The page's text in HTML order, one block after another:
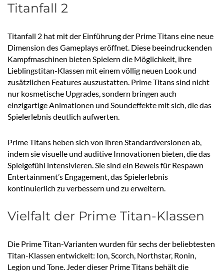
Titanfall 2
Titanfall 2 hat mit der Einführung der Prime Titans eine neue
Dimension des Gameplays eröffnet. Diese beeindruckenden
Kampfmaschinen bieten Spielern die Möglichkeit, ihre
Lieblingstitan-Klassen mit einem völlig neuen Look und
zusätzlichen Features auszustatten. Prime Titans sind nicht
nur kosmetische Upgrades, sondern bringen auch
einzigartige Animationen und Soundeffekte mit sich, die das
Spielerlebnis deutlich aufwerten.
Prime Titans heben sich von ihren Standardversionen ab,
indem sie visuelle und auditive Innovationen bieten, die das
Spielgefühl intensivieren. Sie sind ein Beweis für Respawn
Entertainment’s Engagement, das Spielerlebnis
kontinuierlich zu verbessern und zu erweitern.
Vielfalt der Prime Titan-Klassen
Die Prime Titan-Varianten wurden für sechs der beliebtesten
Titan-Klassen entwickelt: Ion, Scorch, Northstar, Ronin,
Legion und Tone. Jeder dieser Prime Titans behält die